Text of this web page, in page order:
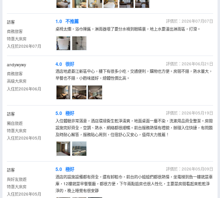
訪客
商務旅客
特惠大床房
入住於2026年07月
1.0 不推薦
評價於：2026年07月07日
桌椅太爛，浴巾陳舊，淋雨器壞了要分水噴到眼睛裏，地上水要漫出淋雨區，打滑。
andywywy
商務旅客
高級大床房
入住於2026年06月
4.0 很好
評價於：2026年06月21日
酒店地處綦江新區中心，樓下有很多小吃，交通便利，購物也方便。房間不錯，熱水量大，
早餐也不錯，小麪味道好，總體性價比高。
訪客
獨自旅遊
特惠大床房
入住於2026年05月
5.0 極好
評價於：2026年05月19日
入住體驗非常滿意，酒店環境衞生乾淨清爽，地面桌面一塵不染，洗漱用品齊全整潔。房間
設施完好齊全，空調、熱水、網絡都很順暢。前台服務熱情有禮貌，辦理入住快捷，有問題
及時耐心解答，服務貼心周到，住宿舒心又安心，值得大力推薦！
訪客
與好友旅遊
特惠大床房
入住於2026年05月
5.0 極好
評價於：2026年05月09日
酒店的設施設備都有齊全，還有卸粧巾，前台的小姐姐們都很熱情，坐電梯到負一樓就是車
庫，12樓就是早餐餐廳，都很方便，下午兩點退房也很人性化，主要是房間看起來乾乾淨
淨的，晚上睡覺有很安靜